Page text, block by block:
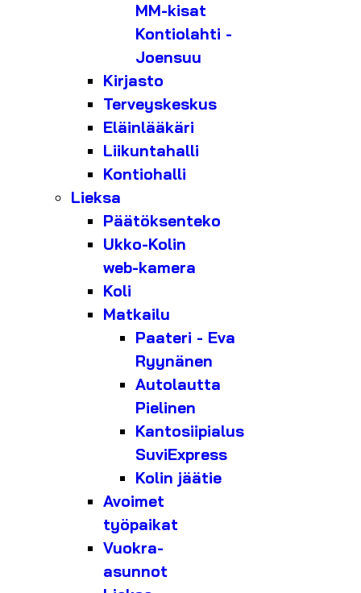
MM-kisat
Kontiolahti -
Joensuu
Kirjasto
Terveyskeskus
Eläinlääkäri
Liikuntahalli
Kontiohalli
Lieksa
Päätöksenteko
Ukko-Kolin
web-kamera
Koli
Matkailu
Paateri - Eva
Ryynänen
Autolautta
Pielinen
Kantosiipialus
SuviExpress
Kolin jäätie
Avoimet
työpaikat
Vuokra-
asunnot